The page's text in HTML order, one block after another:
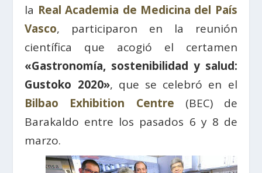
la Real Academia de Medicina del País
Vasco, participaron en la reunión
científica que acogió el certamen
«Gastronomía, sostenibilidad y salud:
Gustoko 2020», que se celebró en el
Bilbao Exhibition Centre (BEC) de
Barakaldo entre los pasados 6 y 8 de
marzo.